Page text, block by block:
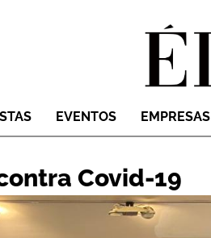
EVENTOS EMPRESAS
Covid-19